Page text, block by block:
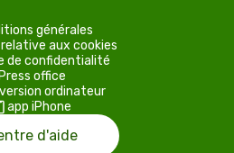
générales
aux cookies
de confidentialité
Press office
ordinateur
app iPhone
d'aide